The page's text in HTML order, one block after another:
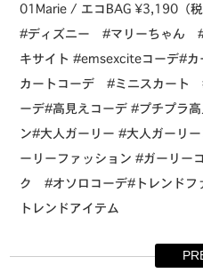
01Marie / エコBAG ¥3,190（
#ディズニー #マリーちゃん
キサイト #emsexciteコーデ#
カートコーデ #ミニスカート
ーデ#高見えコーデ #プチプラ
ン#大人ガーリー #大人ガーリ
ーリーファッション #ガーリ
ク #オソロコーデ#トレンドフ
トレンドアイテム